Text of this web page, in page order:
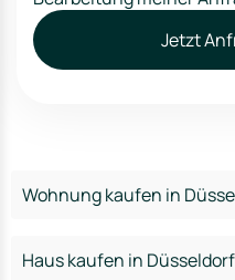
Jetzt
Wohnung kaufen in
Haus kaufen in Düsseldorf